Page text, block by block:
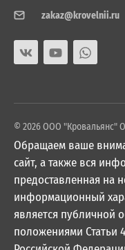
zakaz@krovelnii.ru
© 2026 ООО "Кровальянс"
Обращаем ваше
сайт, а также вся
предоставленная на
информационный
является публичной
положениями Статьи